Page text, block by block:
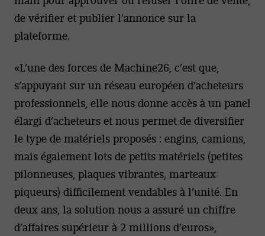
de vérifier et publier l’annonce sur la
plateforme.
«L’une des forces de Machine26, c’est que,
s’appuyant sur un réseau européen d’acheteurs
professionnels, elle nous donne accès à un panel
élargi d’acheteurs et nous permet de diversifier
le type de matériels proposés : engins, camions,
mais également lots de petits matériels (petites
pilonneuses, plaques vibrantes, marteaux
piqueurs) difficilement vendables à l’unité. En
deux ans, la solution nous a assuré un chiffre
d’affaires supérieur à 2 millions d’euros»,